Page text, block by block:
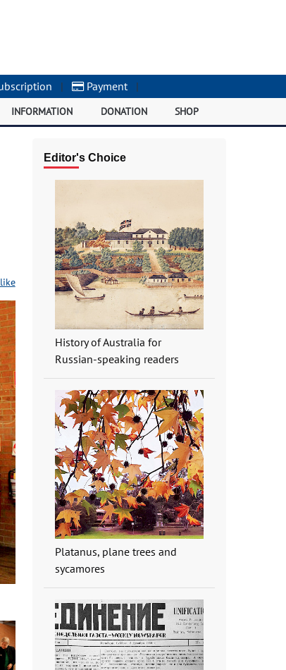
| Payment |
INFORMATION DONATION SHOP
Editor's Choice
History of Australia for
Russian-speaking readers
Platanus, plane trees and
sycamores